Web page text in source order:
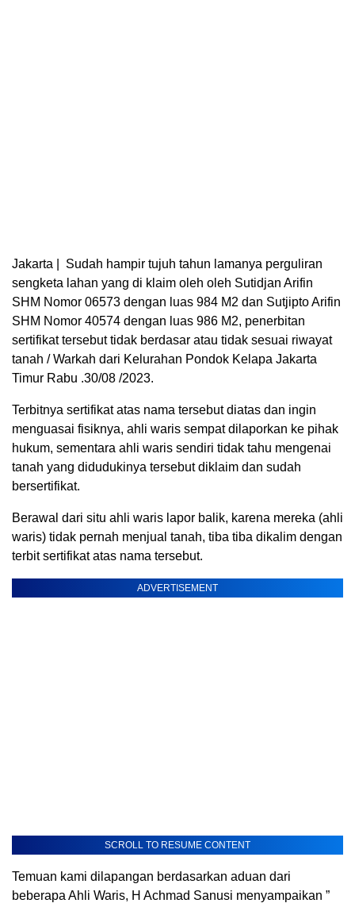
Jakarta | Sudah hampir tujuh tahun lamanya perguliran
sengketa lahan yang di klaim oleh oleh Sutidjan Arifin
SHM Nomor 06573 dengan luas 984 M2 dan Sutjipto Arifin
SHM Nomor 40574 dengan luas 986 M2, penerbitan
sertifikat tersebut tidak berdasar atau tidak sesuai riwayat
tanah / Warkah dari Kelurahan Pondok Kelapa Jakarta
Timur Rabu .30/08 /2023.
Terbitnya sertifikat atas nama tersebut diatas dan ingin
menguasai fisiknya, ahli waris sempat dilaporkan ke pihak
hukum, sementara ahli waris sendiri tidak tahu mengenai
tanah yang didudukinya tersebut diklaim dan sudah
bersertifikat.
Berawal dari situ ahli waris lapor balik, karena mereka (ahli
waris) tidak pernah menjual tanah, tiba tiba dikalim dengan
terbit sertifikat atas nama tersebut.
ADVERTISEMENT
SCROLL TO RESUME CONTENT
Temuan kami dilapangan berdasarkan aduan dari
beberapa Ahli Waris, H Achmad Sanusi menyampaikan ”